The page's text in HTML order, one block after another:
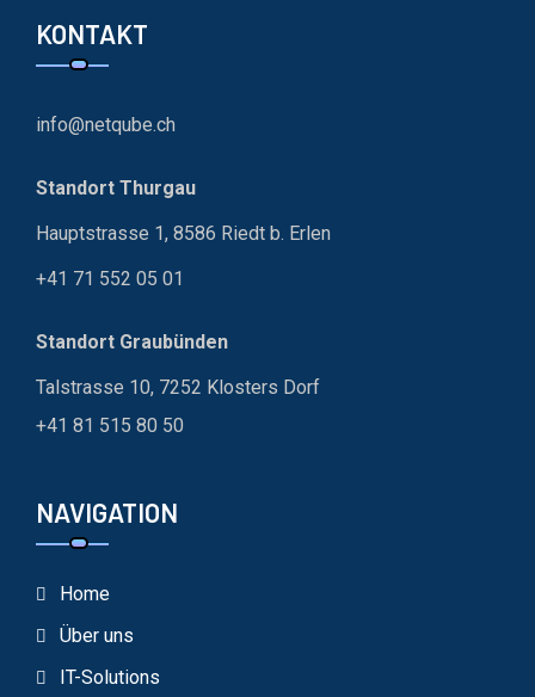
KONTAKT
info@netqube.ch
Standort Thurgau
Hauptstrasse 1, 8586 Riedt b. Erlen
+41 71 552 05 01
Standort Graubünden
Talstrasse 10, 7252 Klosters Dorf
+41 81 515 80 50
NAVIGATION
Home
Über uns
IT-Solutions